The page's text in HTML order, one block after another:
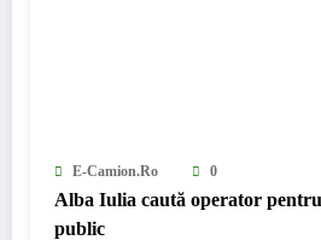
E-Camion.ro 0
Alba Iulia caută operator
public